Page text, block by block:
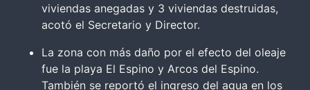
viviendas anegadas y 3 viviendas destruidas,
acotó el Secretario y Director.
La zona con más daño por el efecto del oleaje
fue la playa El Espino y Arcos del Espino.
También se reportó el ingreso del agua en los